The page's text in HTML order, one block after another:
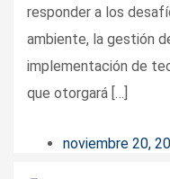
responder a los
ambiente, la gestión
implementación de
que otorgará […]
noviembre 20,